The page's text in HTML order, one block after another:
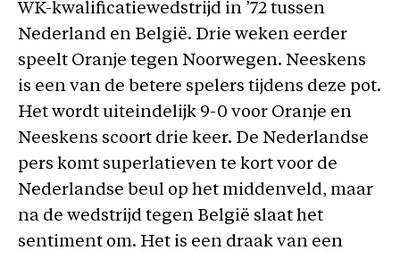
WK-kwalificatiewedstrijd in ’72 tussen
Nederland en België. Drie weken eerder
speelt Oranje tegen Noorwegen. Neeskens
is een van de betere spelers tijdens deze pot.
Het wordt uiteindelijk 9-0 voor Oranje en
Neeskens scoort drie keer. De Nederlandse
pers komt superlatieven te kort voor de
Nederlandse beul op het middenveld, maar
na de wedstrijd tegen België slaat het
sentiment om. Het is een draak van een